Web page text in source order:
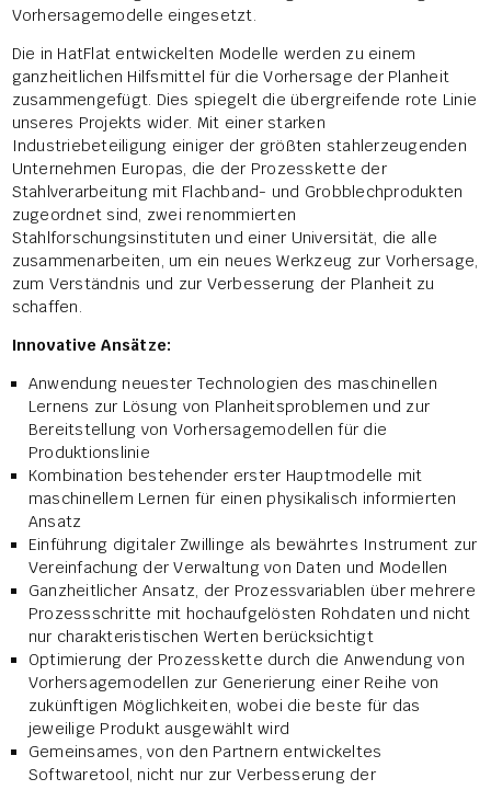
Vorhersagemodelle eingesetzt.
Die in HatFlat entwickelten Modelle werden zu einem
ganzheitlichen Hilfsmittel für die Vorhersage der Planheit
zusammengefügt. Dies spiegelt die übergreifende rote Linie
unseres Projekts wider. Mit einer starken
Industriebeteiligung einiger der größten stahlerzeugenden
Unternehmen Europas, die der Prozesskette der
Stahlverarbeitung mit Flachband- und Grobblechprodukten
zugeordnet sind, zwei renommierten
Stahlforschungsinstituten und einer Universität, die alle
zusammenarbeiten, um ein neues Werkzeug zur Vorhersage,
zum Verständnis und zur Verbesserung der Planheit zu
schaffen.
Innovative Ansätze:
Anwendung neuester Technologien des maschinellen
Lernens zur Lösung von Planheitsproblemen und zur
Bereitstellung von Vorhersagemodellen für die
Produktionslinie
Kombination bestehender erster Hauptmodelle mit
maschinellem Lernen für einen physikalisch informierten
Ansatz
Einführung digitaler Zwillinge als bewährtes Instrument zur
Vereinfachung der Verwaltung von Daten und Modellen
Ganzheitlicher Ansatz, der Prozessvariablen über mehrere
Prozessschritte mit hochaufgelösten Rohdaten und nicht
nur charakteristischen Werten berücksichtigt
Optimierung der Prozesskette durch die Anwendung von
Vorhersagemodellen zur Generierung einer Reihe von
zukünftigen Möglichkeiten, wobei die beste für das
jeweilige Produkt ausgewählt wird
Gemeinsames, von den Partnern entwickeltes
Softwaretool, nicht nur zur Verbesserung der